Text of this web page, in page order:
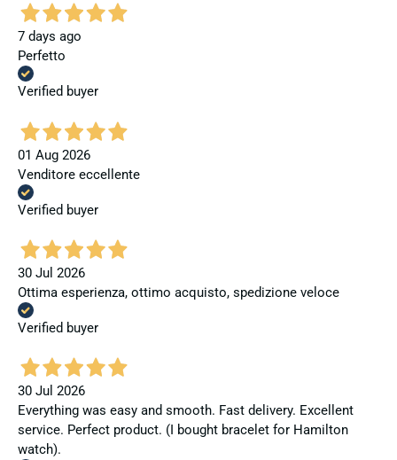
7 days ago
Perfetto
Verified buyer
01 Aug 2026
Venditore eccellente
Verified buyer
30 Jul 2026
Ottima esperienza, ottimo acquisto, spedizione veloce
Verified buyer
30 Jul 2026
Everything was easy and smooth. Fast delivery. Excellent
service. Perfect product. (I bought bracelet for Hamilton
watch).